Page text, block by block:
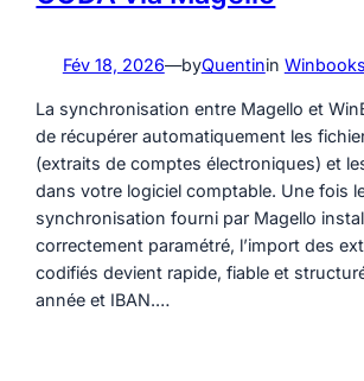
Fév 18, 2026—byQuentinin Winbooks
La synchronisation entre Magello et
de récupérer automatiquement les
(extraits de comptes électroniques) et
dans votre logiciel comptable. Une fois
synchronisation fourni par Magello
correctement paramétré, l’import des
codifiés devient rapide, fiable et
année et IBAN.…